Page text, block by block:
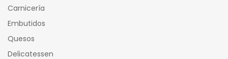
Carnicería
Embutidos
Quesos
Delicatessen